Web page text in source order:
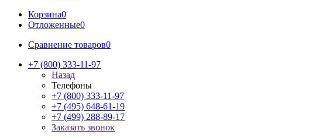
Корзина0
Отложенные0
Сравнение товаров0
+7 (800) 333-11-97
Назад
Телефоны
+7 (800) 333-11-97
+7 (495) 648-61-19
+7 (499) 288-89-17
Заказать звонок